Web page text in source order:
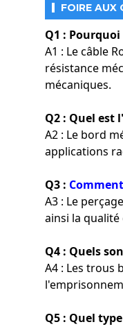
FOIRE AUX
Q1 :
A1 : Le câble
résistance
mécaniques.
Q2 : Quel est
A2 : Le bord
applications
Q3 :
A3 : Le
ainsi la qualité
Q4 : Quels
A4 : Les trous
Q5 : Quel